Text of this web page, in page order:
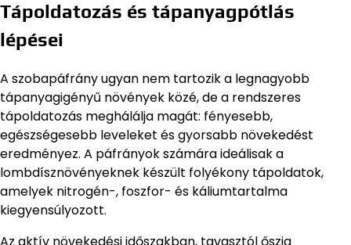
Tápoldatozás és tápanyagpótlás
lépései
A szobapáfrány ugyan nem tartozik a legnagyobb
tápanyagigényű növények közé, de a rendszeres
tápoldatozás meghálálja magát: fényesebb,
egészségesebb leveleket és gyorsabb növekedést
eredményez. A páfrányok számára ideálisak a
lombdísznövényeknek készült folyékony tápoldatok,
amelyek nitrogén-, foszfor- és káliumtartalma
kiegyensúlyozott.